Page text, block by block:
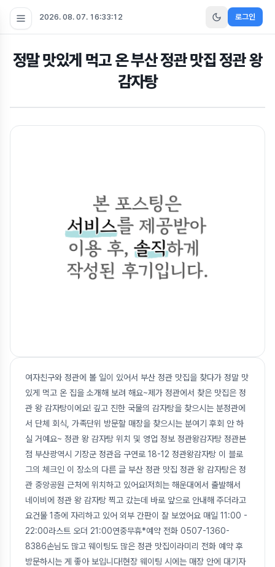
2026. 08. 07. 16:33:13 로그인
정말 맛있게 먹고 온 부산 정관 맛집 정관 왕
감자탕
여자친구와 정관에 볼 일이 있어서 부산 정관 맛집을 찾다가 정말 맛
있게 먹고 온 집을 소개해 보려 해요~제가 정관에서 찾은 맛집은 정
관 왕 감자탕이에요! 깊고 진한 국물의 감자탕을 찾으시는 분정관에
서 단체 회식, 가족단위 방문할 매장을 찾으시는 분여기 후회 안 하
실 거예요~ 정관 왕 감자탕 위치 및 영업 정보 정관왕감자탕 정관본
점 부산광역시 기장군 정관읍 구연로 18-12 정관왕감자탕 이 블로
그의 체크인 이 장소의 다른 글 부산 정관 맛집 정관 왕 감자탕은 정
관 중앙공원 근처에 위치하고 있어요!저희는 해운대에서 출발해서
네이비에 정관 왕 감자탕 찍고 갔는데 바로 앞으로 안내해 주더라고
요건물 1층에 자리하고 있어 외부 간판이 잘 보였어요 매일 11:00 -
22:00라스트 오더 21:00연중무휴*예약 전화 0507-1360-
8386손님도 많고 웨이팅도 많은 정관 맛집이라미리 전화 예약 후
방문하시는 게 좋아 보입니다!현장 웨이팅 시에는 매장 안에 대기자